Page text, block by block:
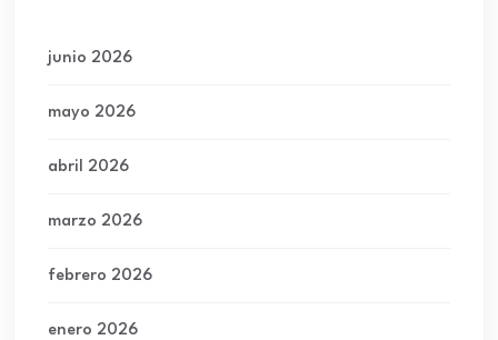
junio 2026
mayo 2026
abril 2026
marzo 2026
febrero 2026
enero 2026